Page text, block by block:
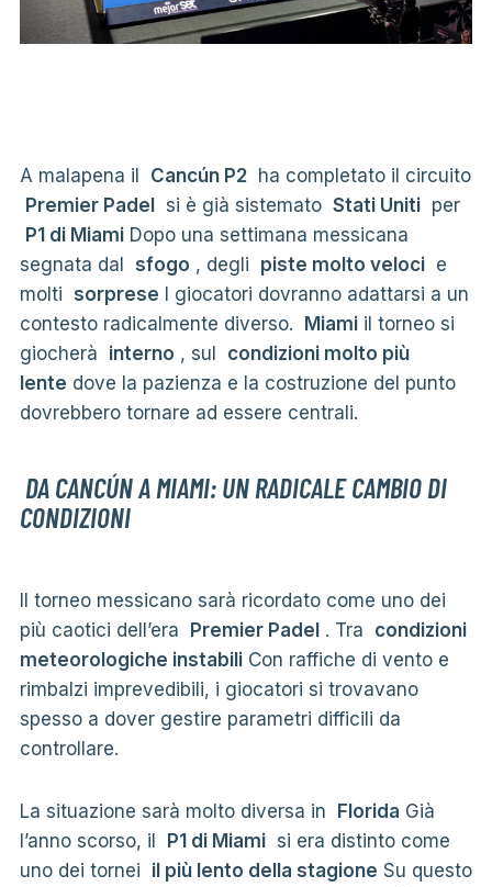
A malapena il Cancún P2ha completato il circuito
Premier Padelsi è già sistemato Stati Unitiper
P1 di MiamiDopo una settimana messicana
segnata dal sfogo , degli piste molto velocie
molti sorprese I giocatori dovranno adattarsi a un
contesto radicalmente diverso. Miamiil torneo si
giocherà interno , sul condizioni molto più
lente dove la pazienza e la costruzione del punto
dovrebbero tornare ad essere centrali.
DA CANCÚN A MIAMI: UN RADICALE CAMBIO DI
CONDIZIONI
Il torneo messicano sarà ricordato come uno dei
più caotici dell’era Premier Padel. Tra condizioni
meteorologiche instabiliCon raffiche di vento e
rimbalzi imprevedibili, i giocatori si trovavano
spesso a dover gestire parametri difficili da
controllare.
La situazione sarà molto diversa in Florida Già
l’anno scorso, il P1 di Miamisi era distinto come
uno dei tornei il più lento della stagione Su questo